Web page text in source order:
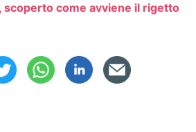
come avviene il rigetto